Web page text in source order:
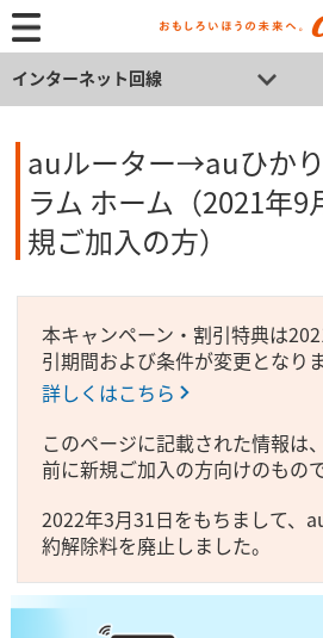
インターネット回線
auルーター→auひか
ラム ホーム（2021年
規ご加入の方）
本キャンペーン・割引特典は
引期間および条件が変更となり
詳しくはこちら
このページに記載された情報は
前に新規ご加入の方向けのもので
2022年3月31日をもちまして、
約解除料を廃止しました。